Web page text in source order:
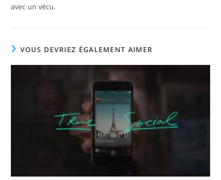
avec un vécu.
VOUS DEVRIEZ ÉGALEMENT AIMER